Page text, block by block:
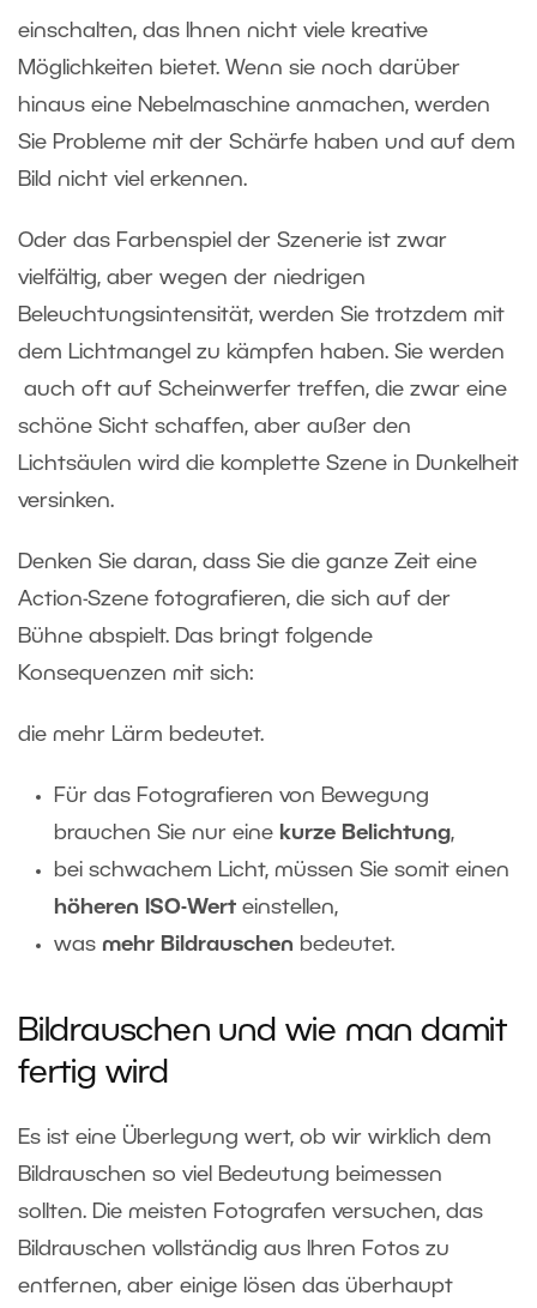
einschalten, das Ihnen nicht viele kreative
Möglichkeiten bietet. Wenn sie noch darüber
hinaus eine Nebelmaschine anmachen, werden
Sie Probleme mit der Schärfe haben und auf dem
Bild nicht viel erkennen.
Oder das Farbenspiel der Szenerie ist zwar
vielfältig, aber wegen der niedrigen
Beleuchtungsintensität, werden Sie trotzdem mit
dem Lichtmangel zu kämpfen haben. Sie werden
auch oft auf Scheinwerfer treffen, die zwar eine
schöne Sicht schaffen, aber außer den
Lichtsäulen wird die komplette Szene in Dunkelheit
versinken.
Denken Sie daran, dass Sie die ganze Zeit eine
Action-Szene fotografieren, die sich auf der
Bühne abspielt. Das bringt folgende
Konsequenzen mit sich:
die mehr Lärm bedeutet.
Für das Fotografieren von Bewegung
brauchen Sie nur eine kurze Belichtung,
bei schwachem Licht, müssen Sie somit einen
höheren ISO-Wert einstellen,
was mehr Bildrauschen bedeutet.
Bildrauschen und wie man damit
fertig wird
Es ist eine Überlegung wert, ob wir wirklich dem
Bildrauschen so viel Bedeutung beimessen
sollten. Die meisten Fotografen versuchen, das
Bildrauschen vollständig aus Ihren Fotos zu
entfernen, aber einige lösen das überhaupt